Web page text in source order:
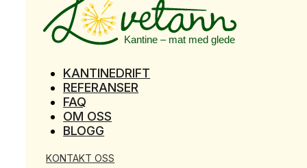
KANTINEDRIFT
REFERANSER
FAQ
OM OSS
BLOGG
KONTAKT OSS